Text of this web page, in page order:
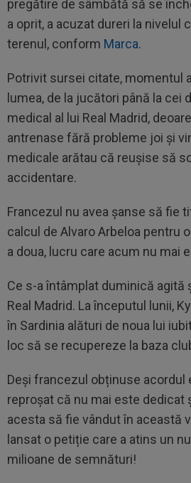
pregătire de sâmbătă să se
a oprit, a acuzat dureri la nivelul
terenul, conform Marca.
Potrivit sursei citate, momentul
lumea, de la jucători până la cei
medical al lui Real Madrid,
antrenase fără probleme joi și
medicale arătau că reușise să
accidentare.
Francezul nu avea șanse să fie
calcul de Alvaro Arbeloa pentru
a doua, lucru care acum nu mai
Ce s-a întâmplat duminică agită
Real Madrid. La începutul lunii,
în Sardinia alături de noua lui
loc să se recupereze la baza
Deși francezul obținuse acordul
reproșat că nu mai este dedicat
acesta să fie vândut în această
lansat o petiție care a atins un
milioane de semnături!